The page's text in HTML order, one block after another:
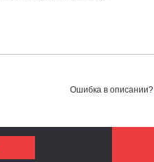
Ошибка в описании?